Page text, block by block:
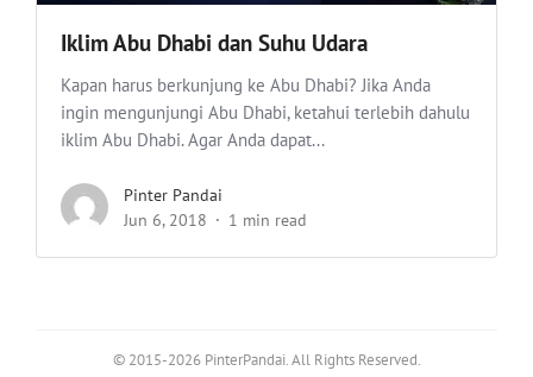
Iklim Abu Dhabi dan Suhu Udara
Kapan harus berkunjung ke Abu Dhabi? Jika Anda
ingin mengunjungi Abu Dhabi, ketahui terlebih dahulu
iklim Abu Dhabi. Agar Anda dapat...
Pinter Pandai
Jun 6, 2018
1 min read
© 2015-2026 PinterPandai. All Rights Reserved.